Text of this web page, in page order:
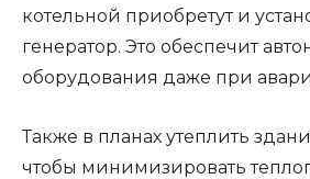
котельной приобретут и
генератор. Это обеспечит
оборудования даже при
Также в планах утеплить
чтобы минимизировать